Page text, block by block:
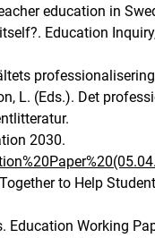
education in
Education
L. (Eds.). Det
2030.
to Help
Education Working